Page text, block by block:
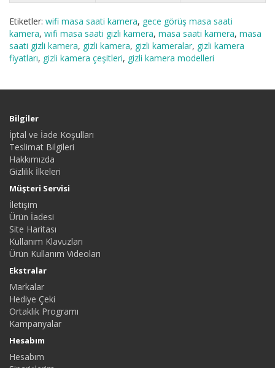
Etiketler: wifi masa saati kamera, gece görüş masa saati
kamera, wifi masa saati gizli kamera, masa saati kamera, masa
saati gizli kamera, gizli kamera, gizli kameralar, gizli kamera
fiyatları, gizli kamera çeşitleri, gizli kamera modelleri
Bilgiler
İptal ve İade Koşulları
Teslimat Bilgileri
Hakkımızda
Gizlilik İlkeleri
Müşteri Servisi
İletişim
Ürün İadesi
Site Haritası
Kullanım Klavuzları
Ürün Kullanım Videoları
Ekstralar
Markalar
Hediye Çeki
Ortaklık Programı
Kampanyalar
Hesabım
Hesabım